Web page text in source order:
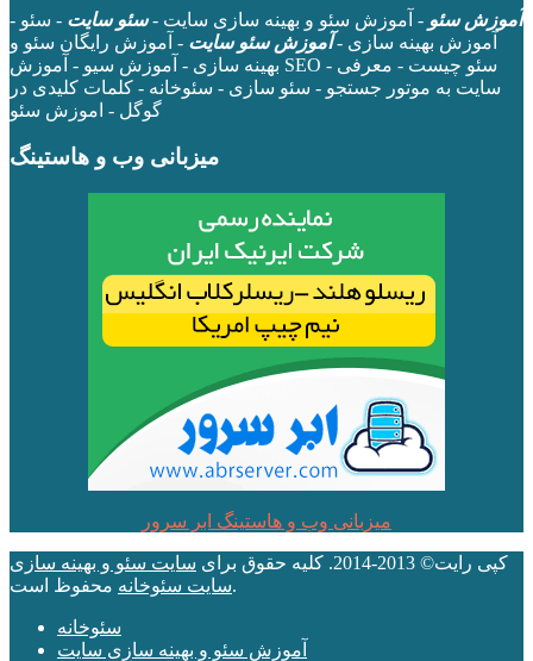
آموزش سئو - آموزش سئو و بهینه سازی سایت -سئو سایت - سئو -
آموزش بهینه سازی -آموزش سئو سایت - آموزش رایگان سئو و
بهینه سازی - آموزش سیو - آموزش SEO - سئو چیست - معرفی
سایت به موتور جستجو - سئو سازی - سئوخانه - کلمات کلیدی در
گوگل - اموزش سئو
میزبانی وب و هاستینگ
میزبانی وب و هاستینگ ابر سرور
کپی رایت© 2013-2014. کلیه حقوق برای
سایت سئو و بهینه سازی
سایت سئوخانهمحفوظ است.
سئوخانه
آموزش سئو و بهینه سازی سایت